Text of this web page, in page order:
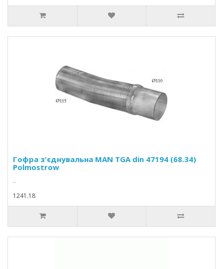
Гофра з'єднувальна MAN TGA din 47194 (68.34)
Polmostrow
..
1241.18